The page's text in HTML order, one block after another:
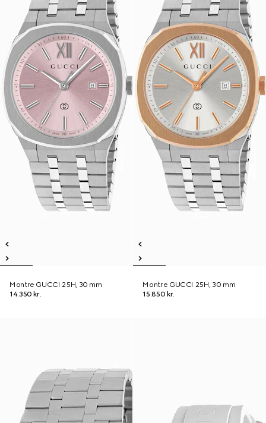
Montre GUCCI 25H, 30 mm
14.350 kr.
Montre GUCCI 25H, 30 mm
15.850 kr.